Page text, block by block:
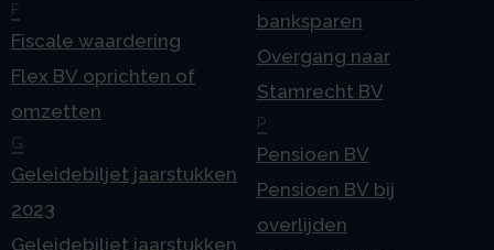
F
Fiscale waardering
Flex BV oprichten of
omzetten
G
Geleidebiljet jaarstukken
2023
Geleidebiljet jaarstukken
banksparen
Overgang naar
Stamrecht BV
P
Pensioen BV
Pensioen BV bij
overlijden